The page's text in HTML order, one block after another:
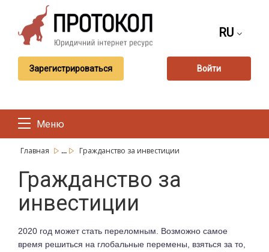
RU
Зарегистрироваться Войти
Меню
Главная ... Гражданство за инвестиции
Гражданство за
инвестиции
2020 год может стать переломным. Возможно самое
время решиться на глобальные перемены, взяться за то,